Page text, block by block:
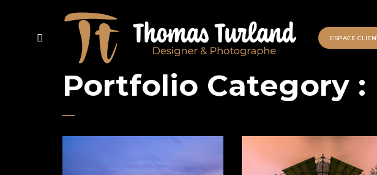
ESPACE
Portfolio Category :